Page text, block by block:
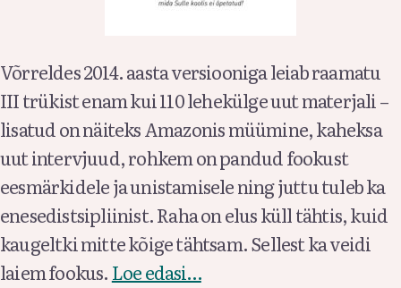
Võrreldes 2014. aasta versiooniga leiab raamatu
III trükist enam kui 110 lehekülge uut materjali –
lisatud on näiteks Amazonis müümine, kaheksa
uut intervjuud, rohkem on pandud fookust
eesmärkidele ja unistamisele ning juttu tuleb ka
enesedistsipliinist. Raha on elus küll tähtis, kuid
kaugeltki mitte kõige tähtsam. Sellest ka veidi
laiem fookus. Loe edasi…